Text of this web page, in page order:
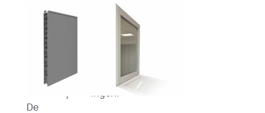
Andere
Cleanbuild
producten
Cleanbuild
biedt
totaalpakket
hygiënische
De